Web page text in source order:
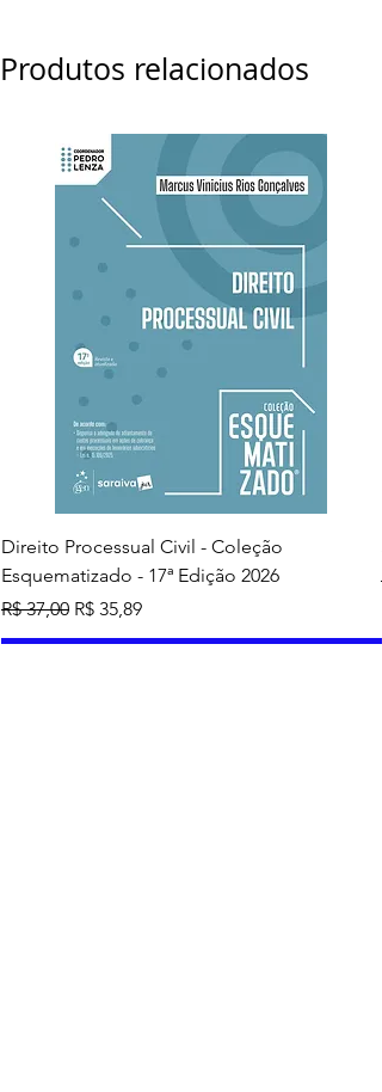
Produtos relacionados
Direito Processual Civil - Coleção
Esquematizado - 17ª Edição 2026
Preço normal
R$ 37,00 Preço promocional
R$ 35,89